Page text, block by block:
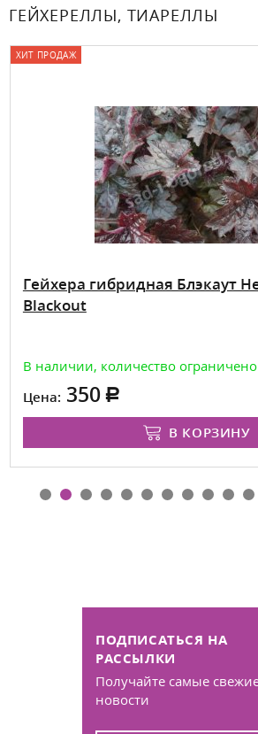
ГЕЙХЕРЕЛЛЫ, ТИАРЕЛЛЫ
ХИТ ПРОДАЖ
Гейхера гибридная Блэкаут
Blackout
В наличии, количество ограничено
Цена: 350
В КОРЗИНУ
ПОДПИСАТЬСЯ НА
РАССЫЛКИ
Получайте самые
новости